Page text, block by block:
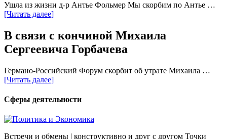
Ушла из жизни д-р Антье Фольмер Мы скорбим по Антье …
[Читать далее]
В связи с кончиной Михаила
Сергеевича Горбачева
Германо-Российский Форум скорбит об утрате Михаила …
[Читать далее]
Сферы деятельности
Встречи и обмены | конструктивно и друг с другом Точки